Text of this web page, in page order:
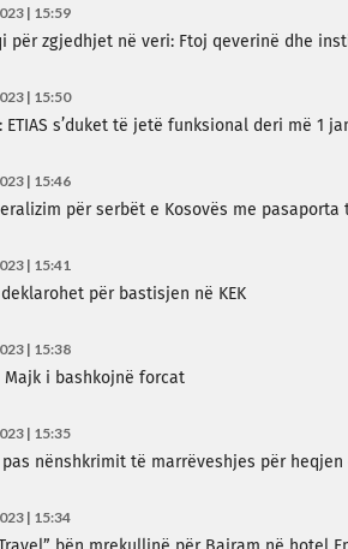
| 15:59
për zgjedhjet në veri: Ftoj qeverinë dhe
| 15:50
ETIAS s’duket të jetë funksional deri më 1
| 15:46
për serbët e Kosovës me pasaporta
| 15:41
për bastisjen në KEK
| 15:38
Majk i bashkojnë forcat
| 15:35
nënshkrimit të marrëveshjes për
| 15:34